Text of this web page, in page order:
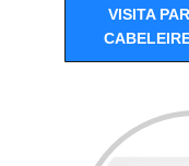
VISITA